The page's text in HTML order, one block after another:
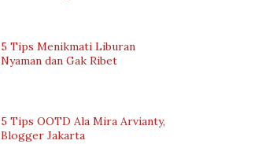
5 Tips Menikmati Liburan
Nyaman dan Gak Ribet
5 Tips OOTD Ala Mira Arvianty,
Blogger Jakarta